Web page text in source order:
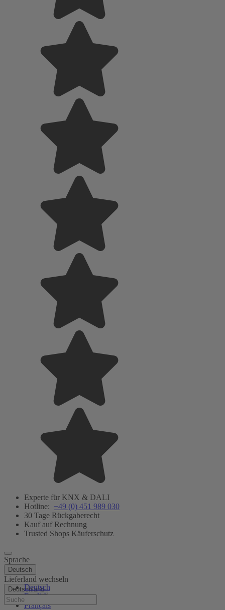
Experte für KNX & DALI
Hotline: +49 (0) 451 989 030
30 Tage Rückgaberecht
Kauf auf Rechnung
Trusted Shops Käuferschutz
Sprache
Deutsch
Deutsch
English
Français
Lieferland wechseln
Deutschland
Hilfe